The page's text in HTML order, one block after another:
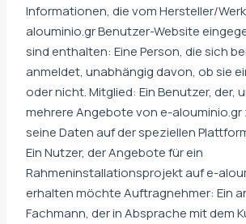
Informationen, die vom Hersteller/
alouminio.gr Benutzer-Website
sind enthalten: Eine Person, die sich
anmeldet, unabhängig davon, ob sie
oder nicht. Mitglied: Ein Benutzer, der,
mehrere Angebote von e-alouminio.gr
seine Daten auf der speziellen
Ein Nutzer, der Angebote für ein
Rahmeninstallationsprojekt auf e-
erhalten möchte Auftragnehmer: Ein
Fachmann, der in Absprache mit dem